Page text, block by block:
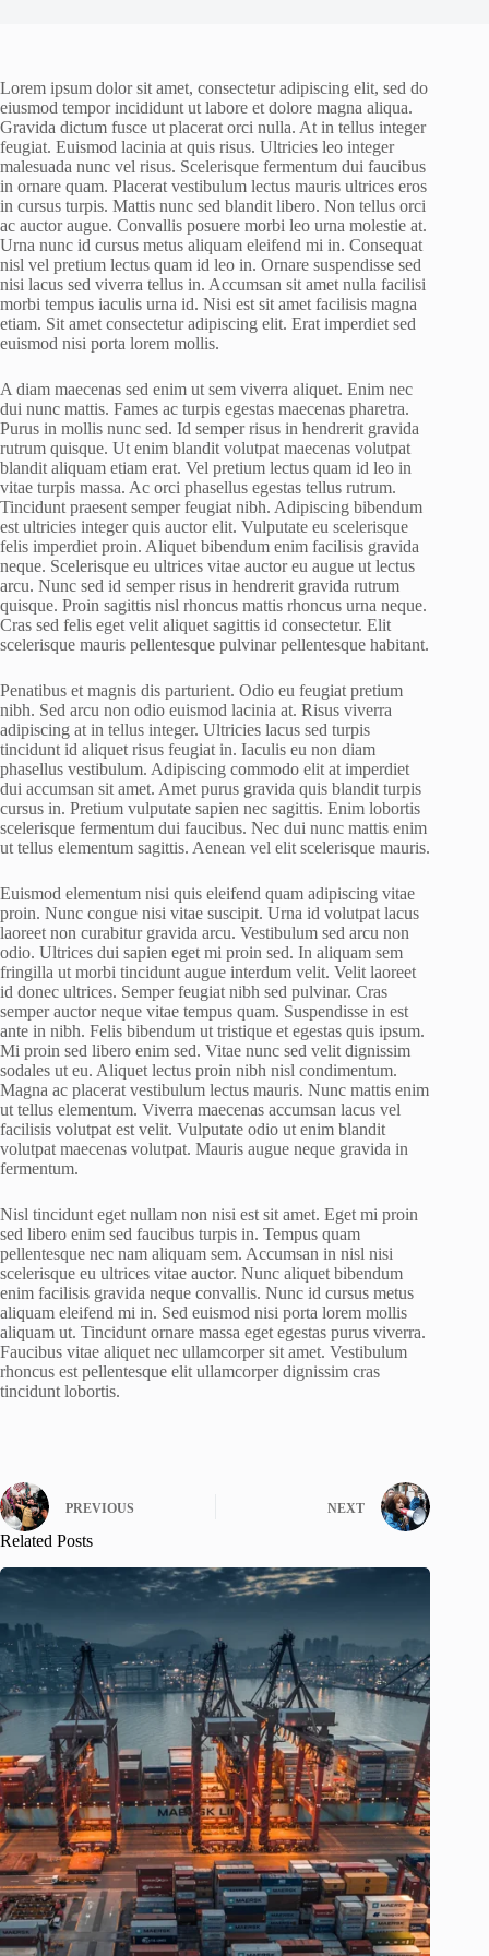
Lorem ipsum dolor sit amet, consectetur adipiscing elit, sed do
eiusmod tempor incididunt ut labore et dolore magna aliqua.
Gravida dictum fusce ut placerat orci nulla. At in tellus integer
feugiat. Euismod lacinia at quis risus. Ultricies leo integer
malesuada nunc vel risus. Scelerisque fermentum dui faucibus
in ornare quam. Placerat vestibulum lectus mauris ultrices eros
in cursus turpis. Mattis nunc sed blandit libero. Non tellus orci
ac auctor augue. Convallis posuere morbi leo urna molestie at.
Urna nunc id cursus metus aliquam eleifend mi in. Consequat
nisl vel pretium lectus quam id leo in. Ornare suspendisse sed
nisi lacus sed viverra tellus in. Accumsan sit amet nulla facilisi
morbi tempus iaculis urna id. Nisi est sit amet facilisis magna
etiam. Sit amet consectetur adipiscing elit. Erat imperdiet sed
euismod nisi porta lorem mollis.
A diam maecenas sed enim ut sem viverra aliquet. Enim nec
dui nunc mattis. Fames ac turpis egestas maecenas pharetra.
Purus in mollis nunc sed. Id semper risus in hendrerit gravida
rutrum quisque. Ut enim blandit volutpat maecenas volutpat
blandit aliquam etiam erat. Vel pretium lectus quam id leo in
vitae turpis massa. Ac orci phasellus egestas tellus rutrum.
Tincidunt praesent semper feugiat nibh. Adipiscing bibendum
est ultricies integer quis auctor elit. Vulputate eu scelerisque
felis imperdiet proin. Aliquet bibendum enim facilisis gravida
neque. Scelerisque eu ultrices vitae auctor eu augue ut lectus
arcu. Nunc sed id semper risus in hendrerit gravida rutrum
quisque. Proin sagittis nisl rhoncus mattis rhoncus urna neque.
Cras sed felis eget velit aliquet sagittis id consectetur. Elit
scelerisque mauris pellentesque pulvinar pellentesque habitant.
Penatibus et magnis dis parturient. Odio eu feugiat pretium
nibh. Sed arcu non odio euismod lacinia at. Risus viverra
adipiscing at in tellus integer. Ultricies lacus sed turpis
tincidunt id aliquet risus feugiat in. Iaculis eu non diam
phasellus vestibulum. Adipiscing commodo elit at imperdiet
dui accumsan sit amet. Amet purus gravida quis blandit turpis
cursus in. Pretium vulputate sapien nec sagittis. Enim lobortis
scelerisque fermentum dui faucibus. Nec dui nunc mattis enim
ut tellus elementum sagittis. Aenean vel elit scelerisque mauris.
Euismod elementum nisi quis eleifend quam adipiscing vitae
proin. Nunc congue nisi vitae suscipit. Urna id volutpat lacus
laoreet non curabitur gravida arcu. Vestibulum sed arcu non
odio. Ultrices dui sapien eget mi proin sed. In aliquam sem
fringilla ut morbi tincidunt augue interdum velit. Velit laoreet
id donec ultrices. Semper feugiat nibh sed pulvinar. Cras
semper auctor neque vitae tempus quam. Suspendisse in est
ante in nibh. Felis bibendum ut tristique et egestas quis ipsum.
Mi proin sed libero enim sed. Vitae nunc sed velit dignissim
sodales ut eu. Aliquet lectus proin nibh nisl condimentum.
Magna ac placerat vestibulum lectus mauris. Nunc mattis enim
ut tellus elementum. Viverra maecenas accumsan lacus vel
facilisis volutpat est velit. Vulputate odio ut enim blandit
volutpat maecenas volutpat. Mauris augue neque gravida in
fermentum.
Nisl tincidunt eget nullam non nisi est sit amet. Eget mi proin
sed libero enim sed faucibus turpis in. Tempus quam
pellentesque nec nam aliquam sem. Accumsan in nisl nisi
scelerisque eu ultrices vitae auctor. Nunc aliquet bibendum
enim facilisis gravida neque convallis. Nunc id cursus metus
aliquam eleifend mi in. Sed euismod nisi porta lorem mollis
aliquam ut. Tincidunt ornare massa eget egestas purus viverra.
Faucibus vitae aliquet nec ullamcorper sit amet. Vestibulum
rhoncus est pellentesque elit ullamcorper dignissim cras
tincidunt lobortis.
PREVIOUS NEXT
Related Posts